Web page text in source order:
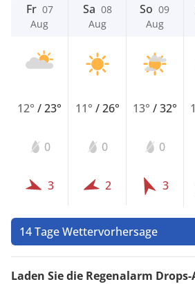
Fr 07
Aug
12°/23°
0
3
Sa 08
Aug
11° /26°
0
2
So 09
Aug
13° /32°
0
3
14 Tage Wettervorhersage
Laden Sie die Regenalarm